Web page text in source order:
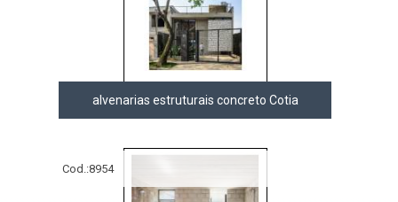
alvenarias estruturais concreto Cotia
Cod.:8954